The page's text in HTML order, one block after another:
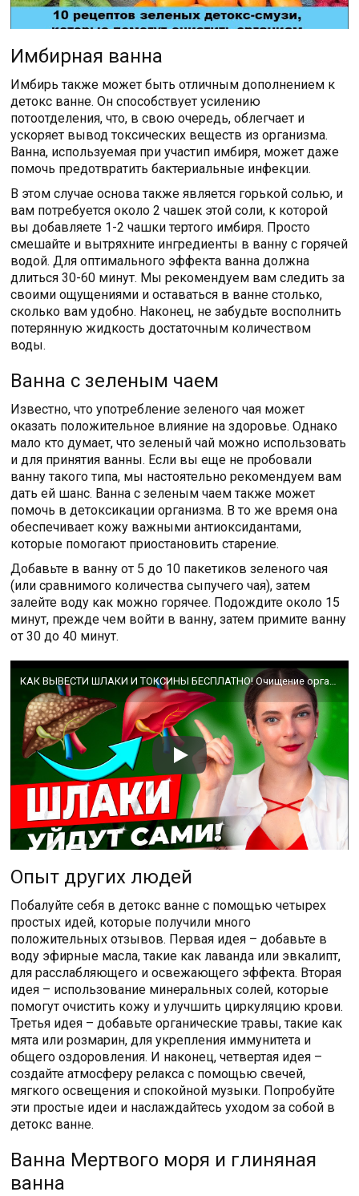
Имбирная ванна
Имбирь также может быть отличным дополнением к
детокс ванне. Он способствует усилению
потоотделения, что, в свою очередь, облегчает и
ускоряет вывод токсических веществ из организма.
Ванна, используемая при участип имбиря, может даже
помочь предотвратить бактериальные инфекции.
В этом случае основа также является горькой солью, и
вам потребуется около 2 чашек этой соли, к которой
вы добавляете 1-2 чашки тертого имбиря. Просто
смешайте и вытряхните ингредиенты в ванну с горячей
водой. Для оптимального эффекта ванна должна
длиться 30-60 минут. Мы рекомендуем вам следить за
своими ощущениями и оставаться в ванне столько,
сколько вам удобно. Наконец, не забудьте восполнить
потерянную жидкость достаточным количеством
воды.
Ванна с зеленым чаем
Известно, что употребление зеленого чая может
оказать положительное влияние на здоровье. Однако
мало кто думает, что зеленый чай можно использовать
и для принятия ванны. Если вы еще не пробовали
ванну такого типа, мы настоятельно рекомендуем вам
дать ей шанс. Ванна с зеленым чаем также может
помочь в детоксикации организма. В то же время она
обеспечивает кожу важными антиоксидантами,
которые помогают приостановить старение.
Добавьте в ванну от 5 до 10 пакетиков зеленого чая
(или сравнимого количества сыпучего чая), затем
залейте воду как можно горячее. Подождите около 15
минут, прежде чем войти в ванну, затем примите ванну
от 30 до 40 минут.
Опыт других людей
Побалуйте себя в детокс ванне с помощью четырех
простых идей, которые получили много
положительных отзывов. Первая идея – добавьте в
воду эфирные масла, такие как лаванда или эвкалипт,
для расслабляющего и освежающего эффекта. Вторая
идея – использование минеральных солей, которые
помогут очистить кожу и улучшить циркуляцию крови.
Третья идея – добавьте органические травы, такие как
мята или розмарин, для укрепления иммунитета и
общего оздоровления. И наконец, четвертая идея –
создайте атмосферу релакса с помощью свечей,
мягкого освещения и спокойной музыки. Попробуйте
эти простые идеи и наслаждайтесь уходом за собой в
детокс ванне.
Ванна Мертвого моря и глиняная
ванна